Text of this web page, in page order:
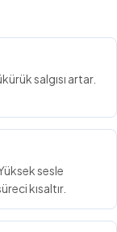
salgısı artar.
sesle
kısaltır.